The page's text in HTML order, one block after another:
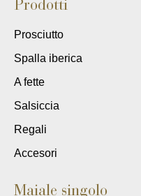
Prodotti
Prosciutto
Spalla iberica
A fette
Salsiccia
Regali
Accesori
Maiale singolo